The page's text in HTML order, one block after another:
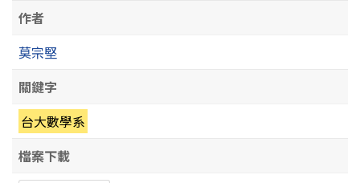
作者
莫宗堅
關鍵字
台大數學系
檔案下載